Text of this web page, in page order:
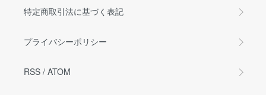
特定商取引法に基づく表記
プライバシーポリシー
RSS / ATOM